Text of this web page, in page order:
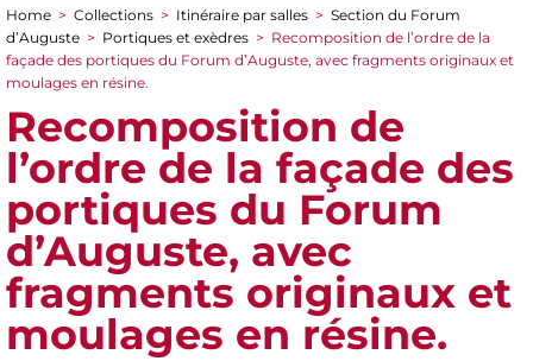
You are here
Home > Collections > Itinéraire par salles > Section du Forum
d’Auguste > Portiques et exèdres > Recomposition de l’ordre de la
façade des portiques du Forum d’Auguste, avec fragments originaux et
moulages en résine.
Recomposition de
l’ordre de la façade des
portiques du Forum
d’Auguste, avec
fragments originaux et
moulages en résine.